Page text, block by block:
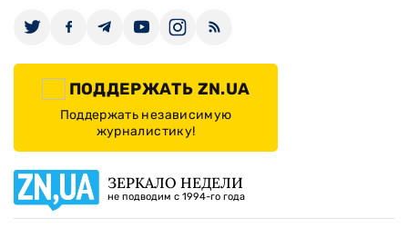
ПОДДЕРЖАТЬ ZN.UA
Поддержать независимую
журналистику!
ЗЕРКАЛО НЕДЕЛИ
не подводим с 1994-го года